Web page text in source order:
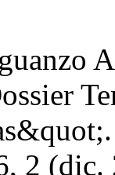
2 (dic.